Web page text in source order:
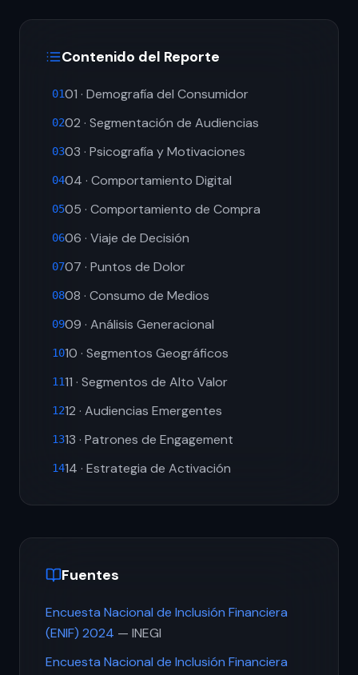
Contenido del Reporte
0101 · Demografía del Consumidor
0202 · Segmentación de Audiencias
0303 · Psicografía y Motivaciones
0404 · Comportamiento Digital
0505 · Comportamiento de Compra
0606 · Viaje de Decisión
0707 · Puntos de Dolor
0808 · Consumo de Medios
0909 · Análisis Generacional
1010 · Segmentos Geográficos
1111 · Segmentos de Alto Valor
1212 · Audiencias Emergentes
1313 · Patrones de Engagement
1414 · Estrategia de Activación
Fuentes
Encuesta Nacional de Inclusión Financiera
(ENIF) 2024 — INEGI
Encuesta Nacional de Inclusión Financiera